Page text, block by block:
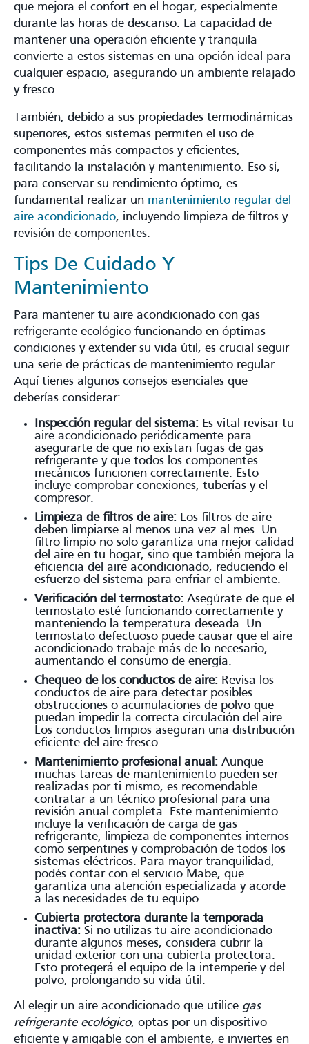
que mejora el confort en el hogar, especialmente
durante las horas de descanso. La capacidad de
mantener una operación eficiente y tranquila
convierte a estos sistemas en una opción ideal para
cualquier espacio, asegurando un ambiente relajado
y fresco.
También, debido a sus propiedades termodinámicas
superiores, estos sistemas permiten el uso de
componentes más compactos y eficientes,
facilitando la instalación y mantenimiento. Eso sí,
para conservar su rendimiento óptimo, es
fundamental realizar un mantenimiento regular del
aire acondicionado, incluyendo limpieza de filtros y
revisión de componentes.
Tips De Cuidado Y
Mantenimiento
Para mantener tu aire acondicionado con gas
refrigerante ecológico funcionando en óptimas
condiciones y extender su vida útil, es crucial seguir
una serie de prácticas de mantenimiento regular.
Aquí tienes algunos consejos esenciales que
deberías considerar:
Inspección regular del sistema: Es vital revisar tu
aire acondicionado periódicamente para
asegurarte de que no existan fugas de gas
refrigerante y que todos los componentes
mecánicos funcionen correctamente. Esto
incluye comprobar conexiones, tuberías y el
compresor.
Limpieza de filtros de aire: Los filtros de aire
deben limpiarse al menos una vez al mes. Un
filtro limpio no solo garantiza una mejor calidad
del aire en tu hogar, sino que también mejora la
eficiencia del aire acondicionado, reduciendo el
esfuerzo del sistema para enfriar el ambiente.
Verificación del termostato: Asegúrate de que el
termostato esté funcionando correctamente y
manteniendo la temperatura deseada. Un
termostato defectuoso puede causar que el aire
acondicionado trabaje más de lo necesario,
aumentando el consumo de energía.
Chequeo de los conductos de aire: Revisa los
conductos de aire para detectar posibles
obstrucciones o acumulaciones de polvo que
puedan impedir la correcta circulación del aire.
Los conductos limpios aseguran una distribución
eficiente del aire fresco.
Mantenimiento profesional anual: Aunque
muchas tareas de mantenimiento pueden ser
realizadas por ti mismo, es recomendable
contratar a un técnico profesional para una
revisión anual completa. Este mantenimiento
incluye la verificación de carga de gas
refrigerante, limpieza de componentes internos
como serpentines y comprobación de todos los
sistemas eléctricos. Para mayor tranquilidad,
podés contar con el servicio Mabe, que
garantiza una atención especializada y acorde
a las necesidades de tu equipo.
Cubierta protectora durante la temporada
inactiva: Si no utilizas tu aire acondicionado
durante algunos meses, considera cubrir la
unidad exterior con una cubierta protectora.
Esto protegerá el equipo de la intemperie y del
polvo, prolongando su vida útil.
Al elegir un aire acondicionado que utilice gas
refrigerante ecológico, optas por un dispositivo
eficiente y amigable con el ambiente, e inviertes en